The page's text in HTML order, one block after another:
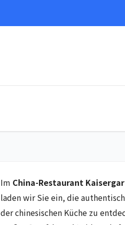
Im China-Restaurant
laden wir Sie ein, die
der chinesischen Küche zu